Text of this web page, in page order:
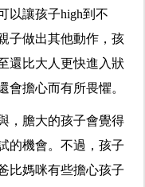
以讓孩子high到不
子做出其他動作，孩
還比大人更快進入狀
會擔心而有所畏懼。
，膽大的孩子會覺得
的機會。不過，孩子
比媽咪有些擔心孩子